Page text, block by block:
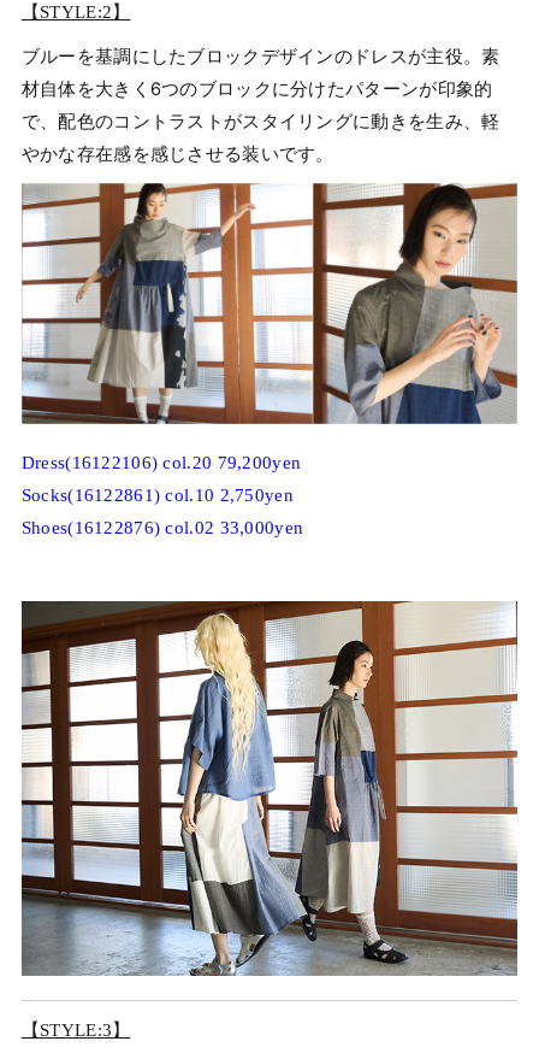
【STYLE:2】
ブルーを基調にしたブロックデザインのドレスが主役。素
材自体を大きく6つのブロックに分けたパターンが印象的
で、配色のコントラストがスタイリングに動きを生み、軽
やかな存在感を感じさせる装いです。
Dress(16122106) col.20 79,200yen
Socks(16122861) col.10 2,750yen
Shoes(16122876) col.02 33,000yen
【STYLE:3】